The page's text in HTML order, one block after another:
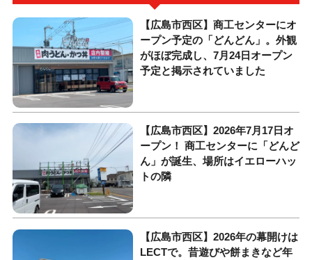
【広島市西区】商工センターにオ
ープン予定の「どんどん」。外観
がほぼ完成し、7月24日オープン
予定と掲示されていました
【広島市西区】2026年7月17日オ
ープン！ 商工センターに「どんど
ん」が誕生、場所はイエローハッ
トの隣
【広島市西区】2026年の幕開けは
LECTで。昔遊びや餅まきなど年